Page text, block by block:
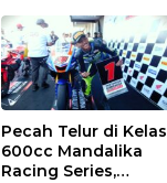
Unram, UIN dan Un
45 Ubah Sampah
Jadi Rupiah
Pecah Telur di Kelas
600cc Mandalika
Racing Series,